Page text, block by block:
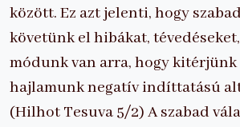
között. Ez azt jelenti, hogy
követünk el hibákat,
módunk van arra, hogy kitérjünk
hajlamunk negatív indíttatású
(Hilhot Tesuva 5/2) A szabad